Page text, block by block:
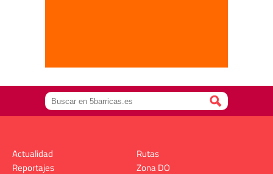
Actualidad
Reportajes
Rutas
Zona DO